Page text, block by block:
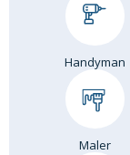
Handyman
Maler